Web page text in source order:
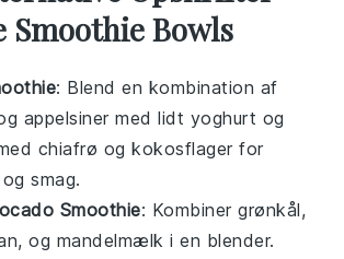
Smoothie Bowls
: Blend en kombination af
appelsiner med lidt yoghurt og
chiafrø ogkokosflager for
smag.
Smoothie: Kombinergrønkål,
, og mandelmælk i en blender.